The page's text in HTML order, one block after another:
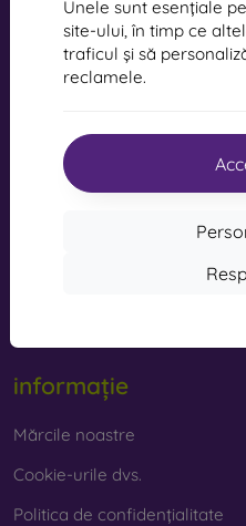
Unele sunt esențiale
site-ului, în timp ce
traficul și să
reclamele.
Cumpărături
Cashback
Returnarea mărfurilor
informație
Mărcile noastre
Cookie-urile dvs.
Politica de confidențialitate